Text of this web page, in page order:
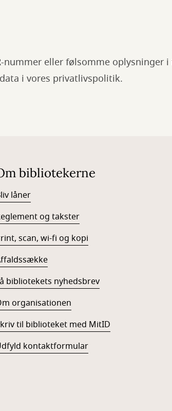
nummer eller følsomme oplysninger
i vores privatlivspolitik.
bibliotekerne
låner
og takster
scan, wi-fi og kopi
bibliotekets nyhedsbrev
organisationen
til biblioteket med MitID
kontaktformular